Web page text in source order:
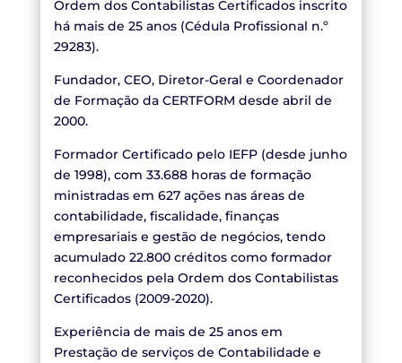
Ordem dos Contabilistas Certificados inscrito
há mais de 25 anos (Cédula Profissional n.º
29283).
Fundador, CEO, Diretor-Geral e Coordenador
de Formação da CERTFORM desde abril de
2000.
Formador Certificado pelo IEFP (desde junho
de 1998), com 33.688 horas de formação
ministradas em 627 ações nas áreas de
contabilidade, fiscalidade, finanças
empresariais e gestão de negócios, tendo
acumulado 22.800 créditos como formador
reconhecidos pela Ordem dos Contabilistas
Certificados (2009-2020).
Experiência de mais de 25 anos em
Prestação de serviços de Contabilidade e